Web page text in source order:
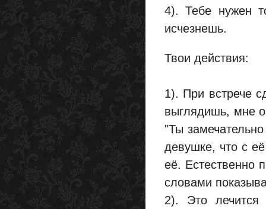
4). Тебе нужен
исчезнешь.
Твои действия:
1). При встрече
выглядишь, мне
"Ты
девушке, что с
её. Естественно
словами
2). Это лечится